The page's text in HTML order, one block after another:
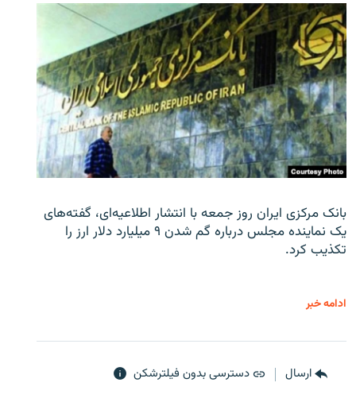
بانک مرکزی ایران روز جمعه با انتشار اطلاعیه‌ای، گفته‌های
یک نماینده مجلس درباره گم شدن ۹ میلیارد دلار ارز را
تکذیب کرد.
ادامه خبر
ارسال دسترسی بدون فیلترشکن